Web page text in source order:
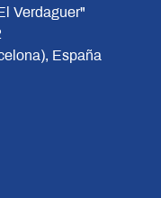
Verdaguer"
España